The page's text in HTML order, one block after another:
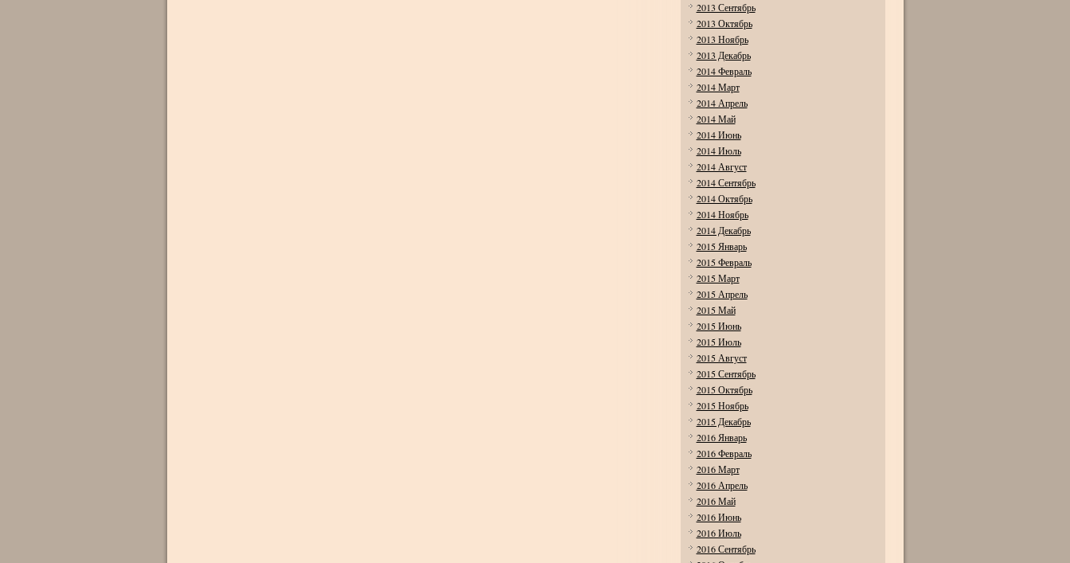
2013 Сентябрь
2013 Октябрь
2013 Ноябрь
2013 Декабрь
2014 Февраль
2014 Март
2014 Апрель
2014 Май
2014 Июнь
2014 Июль
2014 Август
2014 Сентябрь
2014 Октябрь
2014 Ноябрь
2014 Декабрь
2015 Январь
2015 Февраль
2015 Март
2015 Апрель
2015 Май
2015 Июнь
2015 Июль
2015 Август
2015 Сентябрь
2015 Октябрь
2015 Ноябрь
2015 Декабрь
2016 Январь
2016 Февраль
2016 Март
2016 Апрель
2016 Май
2016 Июнь
2016 Июль
2016 Сентябрь